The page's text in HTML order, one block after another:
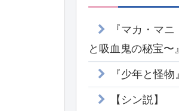
『マカ・マ
と吸血鬼の秘宝〜』
『少年と怪物』
【シン説】